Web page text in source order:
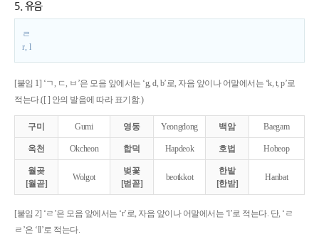
5. 유음
ㄹ
r, l
[붙임 1] ‘ㄱ, ㄷ, ㅂ’은 모음 앞에서는 ‘g, d, b’로, 자음 앞이나 어말에서는 ‘k, t, p’로
적는다.([ ] 안의 발음에 따라 표기함.)
구미 Gumi 영동 Yeongdong 백암 Baegam
옥천 Okcheon 합덕 Hapdeok 호법 Hobeop
월곶
[월곧]
Wolgot
벚꽃
[벋꼳]
beotkkot
한밭
[한받]
Hanbat
[붙임 2] ‘ㄹ’은 모음 앞에서는 ‘r’로, 자음 앞이나 어말에서는 ‘l’로 적는다. 단, ‘ㄹ
ㄹ’은 ‘ll’로 적는다.